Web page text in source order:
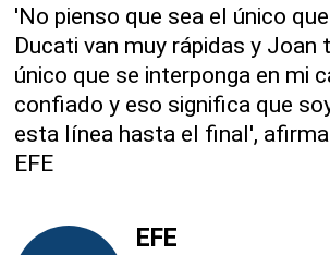
'No pienso que sea el único
Ducati van muy rápidas y Joan
único que se interponga en mi
confiado y eso significa que
esta línea hasta el final',
EFE
EFE